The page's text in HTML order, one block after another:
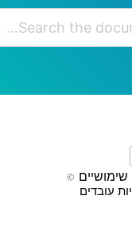
שימושיים
עובדים